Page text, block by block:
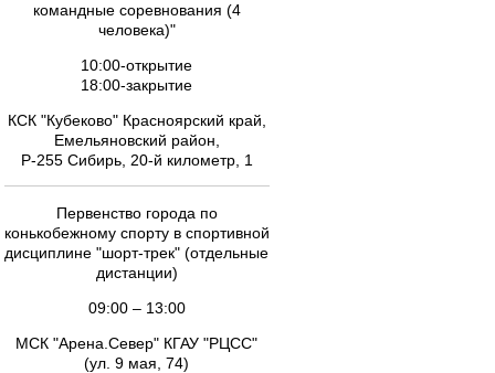
командные соревнования (4
человека)"
10:00-открытие
18:00-закрытие
КСК "Кубеково" Красноярский край,
Емельяновский район,
Р-255 Сибирь, 20-й километр, 1
Первенство города по
конькобежному спорту в спортивной
дисциплине "шорт-трек" (отдельные
дистанции)
09:00 – 13:00
МСК "Арена.Север" КГАУ "РЦСС"
(ул. 9 мая, 74)